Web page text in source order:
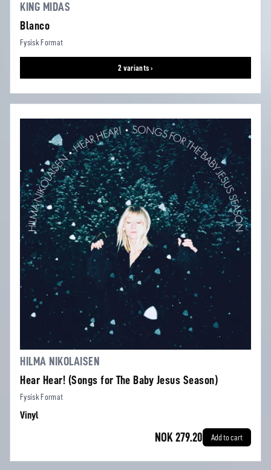
KING MIDAS
Blanco
Fysisk Format
2 variants ›
HILMA NIKOLAISEN
Hear Hear! (Songs for The Baby Jesus Season)
Fysisk Format
Vinyl
NOK 279.20 Add to cart